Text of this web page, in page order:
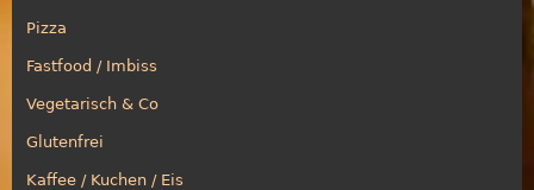
Pizza
Fastfood / Imbiss
Vegetarisch & Co
Glutenfrei
Kaffee / Kuchen / Eis